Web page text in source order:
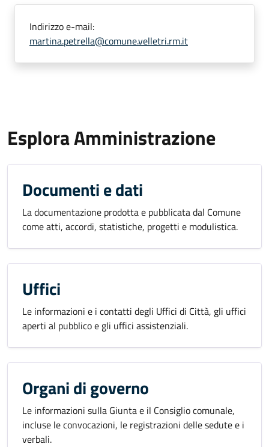
Indirizzo e-mail:
martina.petrella@comune.velletri.rm.it
Esplora Amministrazione
Documenti e dati
La documentazione prodotta e pubblicata dal Comune
come atti, accordi, statistiche, progetti e modulistica.
Uffici
Le informazioni e i contatti degli Uffici di Città, gli uffici
aperti al pubblico e gli uffici assistenziali.
Organi di governo
Le informazioni sulla Giunta e il Consiglio comunale,
incluse le convocazioni, le registrazioni delle sedute e i
verbali.